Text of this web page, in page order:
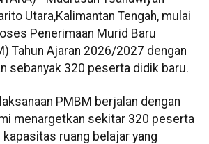
Utara,Kalimantan Tengah, mulai
Penerimaan Murid Baru
Tahun Ajaran 2026/2027 dengan
sebanyak 320 peserta didik baru.
PMBM berjalan dengan
menargetkan sekitar 320 peserta
ruang belajar yang